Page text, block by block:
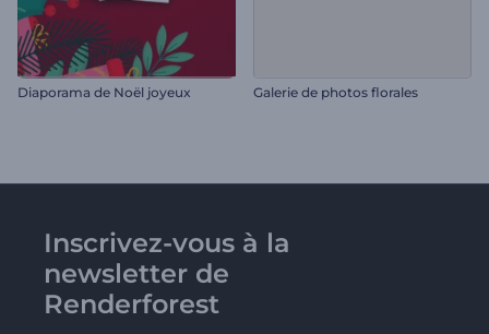
Diaporama de Noël joyeux Galerie de photos florales
Inscrivez-vous à la
newsletter de
Renderforest